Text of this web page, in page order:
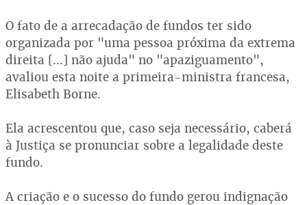
O fato de a arrecadação de fundos ter sido
organizada por "uma pessoa próxima da extrema
direita [...] não ajuda" no "apaziguamento",
avaliou esta noite a primeira-ministra francesa,
Elisabeth Borne.
Ela acrescentou que, caso seja necessário, caberá
à Justiça se pronunciar sobre a legalidade deste
fundo.
A criação e o sucesso do fundo gerou indignação